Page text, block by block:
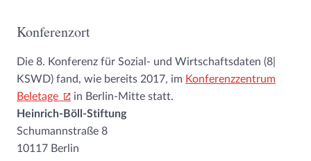
Konferenzort
Die 8. Konferenz für Sozial- und Wirtschaftsdaten (8|
KSWD) fand, wie bereits 2017, im Konferenzzentrum
Beletage
in Berlin-Mitte statt.
Heinrich-Böll-Stiftung
Schumannstraße 8
10117 Berlin